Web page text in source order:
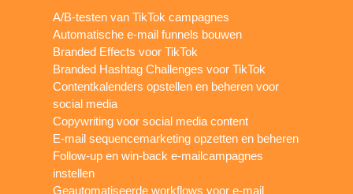
A/B-testen van TikTok campagnes
Automatische e-mail funnels bouwen
Branded Effects voor TikTok
Branded Hashtag Challenges voor TikTok
Contentkalenders opstellen en beheren voor
social media
Copywriting voor social media content
E-mail sequencemarketing opzetten en beheren
Follow-up en win-back e-mailcampagnes
instellen
Geautomatiseerde workflows voor e-mail